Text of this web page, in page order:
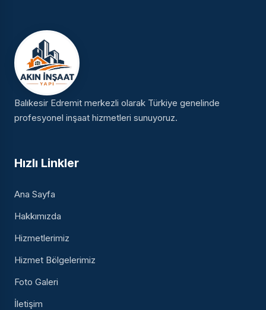
Balıkesir Edremit merkezli olarak Türkiye genelinde
profesyonel inşaat hizmetleri sunuyoruz.
Hızlı Linkler
Ana Sayfa
Hakkımızda
Hizmetlerimiz
Hizmet Bölgelerimiz
Foto Galeri
İletişim